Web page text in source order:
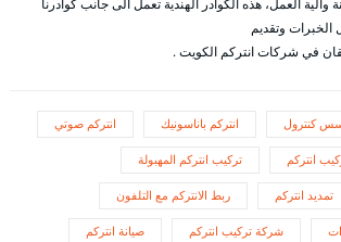
الخبرات وتقديم
في شركات انتركم الكويت .
كنترول انتركم باناسونيك انتركم صوتي
انتركم تركيب انتركم المهبولة
تمديد انتركم ربط الانتركم مع التلفون
شركة تركيب انتركم صيانة انتركم